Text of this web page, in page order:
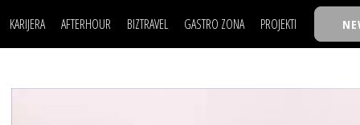
KARIJERA AFTERHOUR BIZTRAVEL GASTRO ZONA PROJEKTI
POSAO
MOJ UGAO
FILM I SCENA
AUTO SVET
NAJKOLEGA
30 ISPOD 30